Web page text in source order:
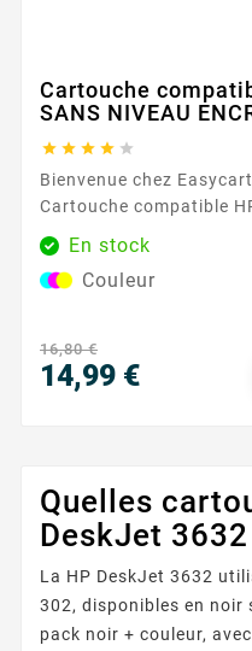
Cartouche
SANS NIVEAU
    
Bienvenue chez
Cartouche compatible
ENCRE , un choix de
recherchent qualité et
d'impression. Cette
garantissant que vos
En stock
Couleur
16,80 €
14,99 €
Quelles
DeskJet 3632
La HP DeskJet 3632
302, disponibles en noir
pack noir + couleur,